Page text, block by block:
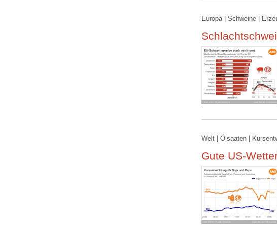
Europa | Schweine |
Welt | Ölsaaten |
Gute US-